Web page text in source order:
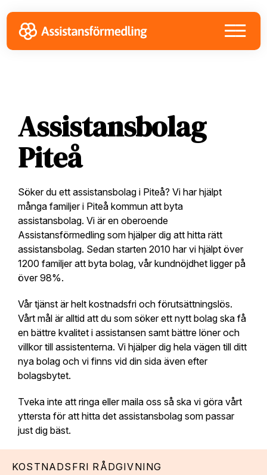
to
primary
navigation
to
main
content
to
footer
Assistansbolag
Piteå
Söker du ett assistansbolag i Piteå? Vi har hjälpt
många familjer i Piteå kommun att byta
assistansbolag. Vi är en oberoende
Assistansförmedling som hjälper dig att hitta rätt
assistansbolag. Sedan starten 2010 har vi hjälpt över
1200 familjer att byta bolag, vår kundnöjdhet ligger på
över 98%.
Vår tjänst är helt kostnadsfri och förutsättningslös.
Vårt mål är alltid att du som söker ett nytt bolag ska få
en bättre kvalitet i assistansen samt bättre löner och
villkor till assistenterna. Vi hjälper dig hela vägen till ditt
nya bolag och vi finns vid din sida även efter
bolagsbytet.
Tveka inte att ringa eller maila oss så ska vi göra vårt
yttersta för att hitta det assistansbolag som passar
just dig bäst.
KOSTNADSFRI RÅDGIVNING